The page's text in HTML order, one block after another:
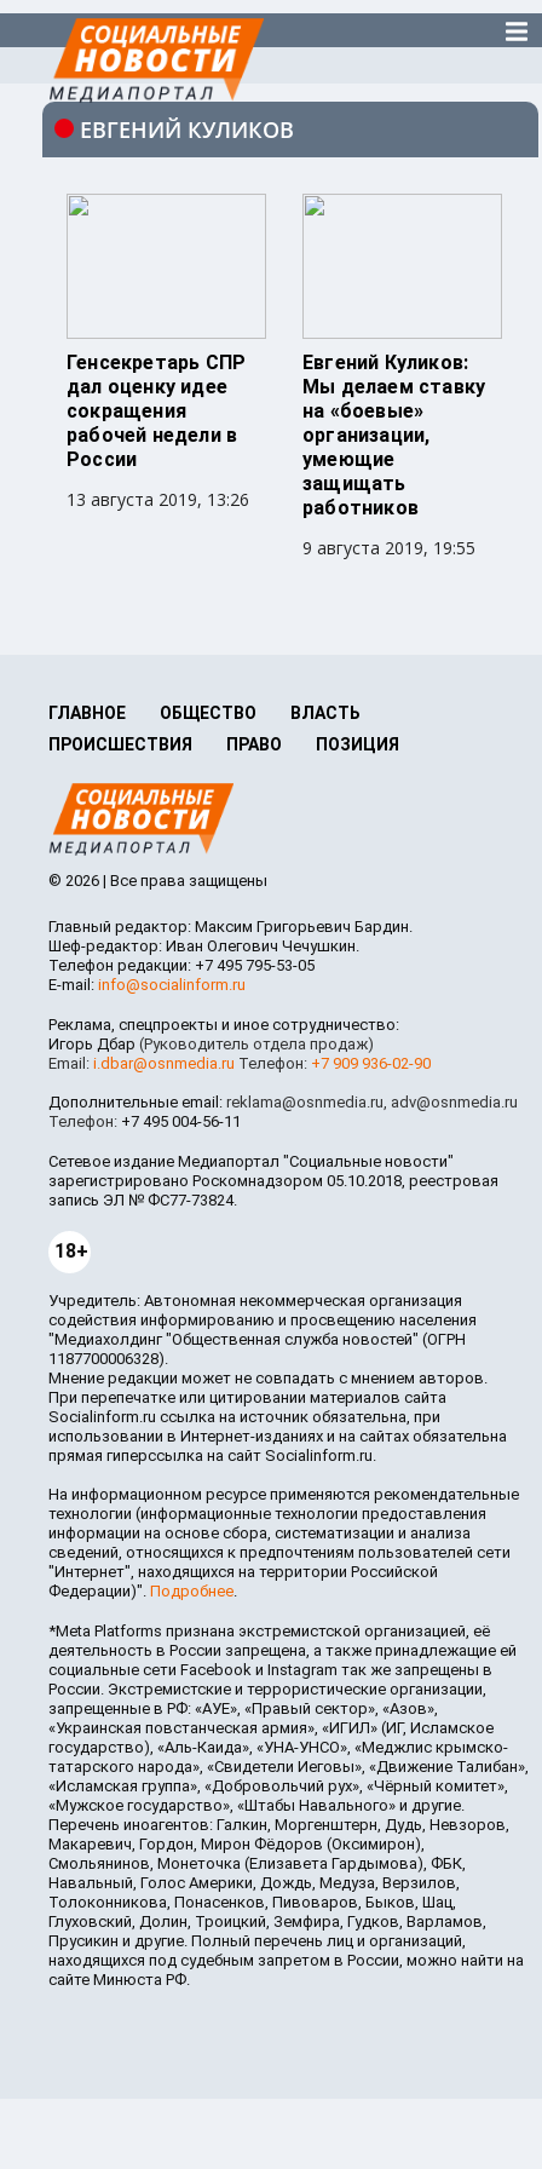
ЕВГЕНИЙ КУЛИКОВ
Генсекретарь СПР
дал оценку идее
сокращения
рабочей недели в
России
13 августа 2019, 13:26
Евгений Куликов:
Мы делаем ставку
на «боевые»
организации,
умеющие
защищать
работников
9 августа 2019, 19:55
ГЛАВНОЕ ОБЩЕСТВО
ВЛАСТЬ
ПРОИСШЕСТВИЯ
ПРАВО ПОЗИЦИЯ
© 2026 | Все права защищены
Главный редактор: Максим Григорьевич Бардин.
Шеф-редактор: Иван Олегович Чечушкин.
Телефон редакции: +7 495 795-53-05
E-mail: info@socialinform.ru
Реклама, спецпроекты и иное сотрудничество:
Игорь Дбар (Руководитель отдела продаж)
Email: i.dbar@osnmedia.ru Телефон: +7 909 936-02-90
Дополнительные email: reklama@osnmedia.ru, adv@osnmedia.ru
Телефон: +7 495 004-56-11
Сетевое издание Медиапортал "Социальные новости"
зарегистрировано Роскомнадзором 05.10.2018, реестровая
запись ЭЛ № ФС77-73824.
18+
Учредитель: Автономная некоммерческая организация
содействия информированию и просвещению населения
"Медиахолдинг "Общественная служба новостей" (ОГРН
1187700006328).
Мнение редакции может не совпадать с мнением авторов.
При перепечатке или цитировании материалов сайта
Socialinform.ru ссылка на источник обязательна, при
использовании в Интернет-изданиях и на сайтах обязательна
прямая гиперссылка на сайт Socialinform.ru.
На информационном ресурсе применяются рекомендательные
технологии (информационные технологии предоставления
информации на основе сбора, систематизации и анализа
сведений, относящихся к предпочтениям пользователей сети
"Интернет", находящихся на территории Российской
Федерации)". Подробнее.
*Meta Platforms признана экстремистской организацией, её
деятельность в России запрещена, а также принадлежащие ей
социальные сети Facebook и Instagram так же запрещены в
России. Экстремистские и террористические организации,
запрещенные в РФ: «АУЕ», «Правый сектор», «Азов»,
«Украинская повстанческая армия», «ИГИЛ» (ИГ, Исламское
государство), «Аль-Каида», «УНА-УНСО», «Меджлис крымско-
татарского народа», «Свидетели Иеговы», «Движение Талибан»,
«Исламская группа», «Добровольчий рух», «Чёрный комитет»,
«Мужское государство», «Штабы Навального» и другие.
Перечень иноагентов: Галкин, Моргенштерн, Дудь, Невзоров,
Макаревич, Гордон, Мирон Фёдоров (Оксимирон),
Смольянинов, Монеточка (Елизавета Гардымова), ФБК,
Навальный, Голос Америки, Дождь, Медуза, Верзилов,
Толоконникова, Понасенков, Пивоваров, Быков, Шац,
Глуховский, Долин, Троицкий, Земфира, Гудков, Варламов,
Прусикин и другие. Полный перечень лиц и организаций,
находящихся под судебным запретом в России, можно найти на
сайте Минюста РФ.